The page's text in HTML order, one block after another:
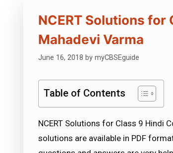
NCERT Solutions
Mahadevi Varma
June 16, 2018 by myCBSEguide
Table of Contents
NCERT Solutions for Class 9 Hindi
solutions are available in PDF